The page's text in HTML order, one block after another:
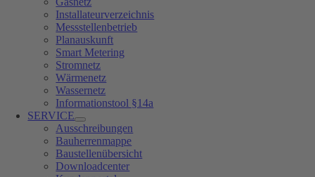
Installateurverzeichnis
Messstellenbetrieb
Planauskunft
Smart Metering
Stromnetz
Wärmenetz
Wassernetz
Informationstool §14a
SERVICE
Ausschreibungen
Bauherrenmappe
Baustellenübersicht
Downloadcenter